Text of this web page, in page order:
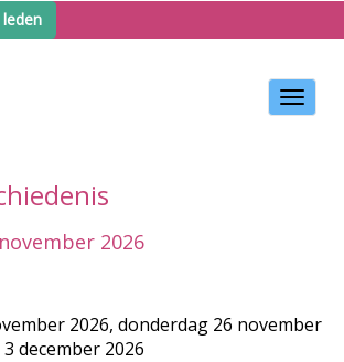
Toggle
2026
2026, donderdag 26 november
december 2026